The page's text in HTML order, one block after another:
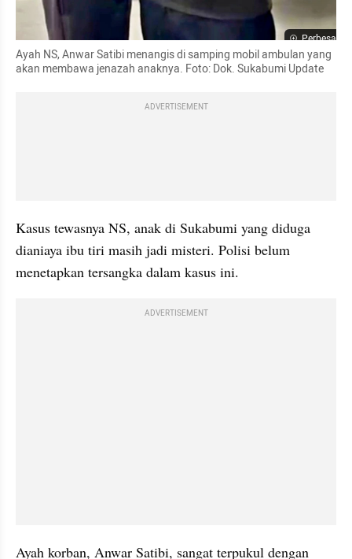
Perbesar
Ayah NS, Anwar Satibi menangis di samping mobil ambulan yang
akan membawa jenazah anaknya. Foto: Dok. Sukabumi Update
ADVERTISEMENT
Kasus tewasnya NS, anak di Sukabumi yang diduga
dianiaya ibu tiri masih jadi misteri. Polisi belum
menetapkan tersangka dalam kasus ini.
ADVERTISEMENT
Ayah korban, Anwar Satibi, sangat terpukul dengan